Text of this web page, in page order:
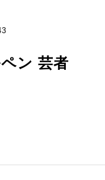
ン 芸者